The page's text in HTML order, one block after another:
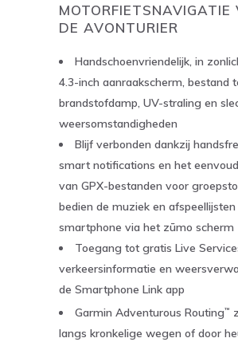
MOTORFIETSNAVIGATIE
DE AVONTURIER
Handschoenvriendelijk, in
4.3-inch aanraakscherm, bestand
brandstofdamp, UV-straling en
weersomstandigheden
Blijf verbonden dankzij
smart notifications en het
van GPX-bestanden voor
bedien de muziek en
smartphone via het zūmo scherm
Toegang tot gratis Live
verkeersinformatie en
de Smartphone Link app
Garmin Adventurous Routing™
langs kronkelige wegen of door